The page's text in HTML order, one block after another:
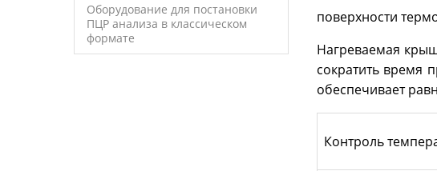
Оборудование для постановки
ПЦР анализа в классическом
формате
поверхности
Нагреваемая
сократить время
обеспечивает
Контроль